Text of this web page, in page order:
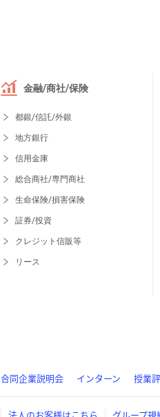
金融/商社/保険
都銀/信託/外銀
地方銀行
信用金庫
総合商社/専門商社
生命保険/損害保険
証券/投資
クレジット信販等
リース
合同企業説明会 インターン 授業